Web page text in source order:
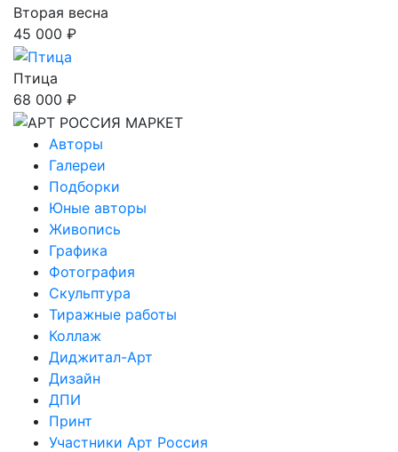
Вторая весна
45 000 ₽
Птица
68 000 ₽
Авторы
Галереи
Подборки
Юные авторы
Живопись
Графика
Фотография
Скульптура
Тиражные работы
Коллаж
Диджитал-Арт
Дизайн
ДПИ
Принт
Участники Арт Россия